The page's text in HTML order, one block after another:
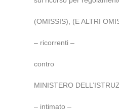
(OMISSIS), (E ALTRI
– ricorrenti –
contro
MINISTERO
– intimato –